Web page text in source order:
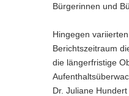
Bürgerinnen und
Hingegen
Berichtszeitraum
die längerfristige
Dr. Juliane